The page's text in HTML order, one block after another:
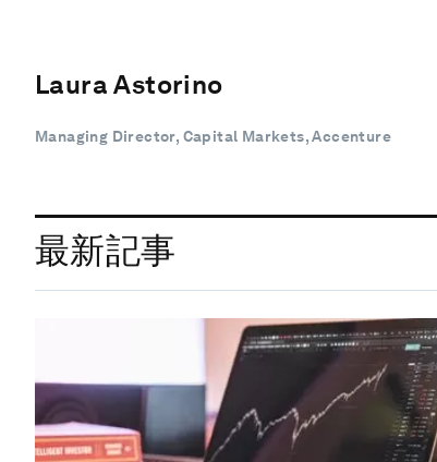
Laura Astorino
Managing Director, Capital Markets, Accenture
最新記事